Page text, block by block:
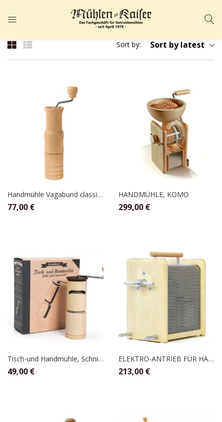
ANMELDEN
Angemeldet bleiben Passwort vergessen?
Sort by: Sort by latest
Handmühle Vagabund classic, Kornkraft
77,00 €
HANDMÜHLE, KOMO
299,00 €
Tisch-und Handmühle, Schnitzer
49,00 €
ELEKTRO-ANTRIEB FÜR HANDMÜHLE, KOMO
213,00 €